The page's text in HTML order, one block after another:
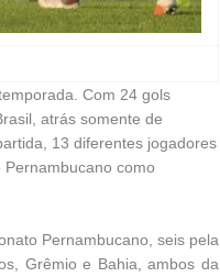
Com 24 gols
atrás somente de
13 diferentes jogadores
como
Pernambucano, seis pela
Grêmio e Bahia, ambos da